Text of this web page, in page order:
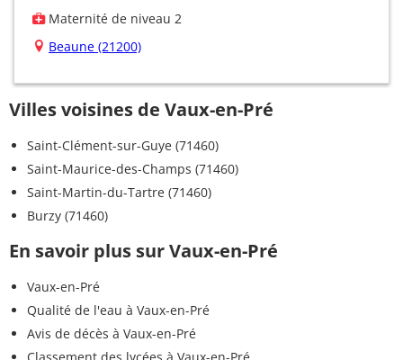
Maternité de niveau 2
Beaune (21200)
Villes voisines de Vaux-en-Pré
Saint-Clément-sur-Guye (71460)
Saint-Maurice-des-Champs (71460)
Saint-Martin-du-Tartre (71460)
Burzy (71460)
En savoir plus sur Vaux-en-Pré
Vaux-en-Pré
Qualité de l'eau à Vaux-en-Pré
Avis de décès à Vaux-en-Pré
Classement des lycées à Vaux-en-Pré